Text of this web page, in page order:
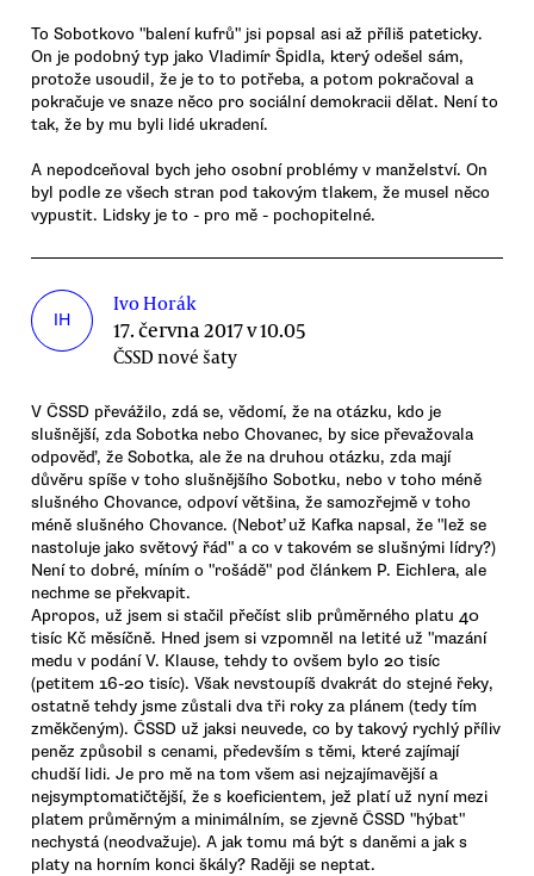
To Sobotkovo "balení kufrů" jsi popsal asi až příliš pateticky.
On je podobný typ jako Vladimír Špidla, který odešel sám,
protože usoudil, že je to to potřeba, a potom pokračoval a
pokračuje ve snaze něco pro sociální demokracii dělat. Není to
tak, že by mu byli lidé ukradení.
A nepodceňoval bych jeho osobní problémy v manželství. On
byl podle ze všech stran pod takovým tlakem, že musel něco
vypustit. Lidsky je to - pro mě - pochopitelné.
IH
Ivo Horák
17. června 2017 v 10.05
ČSSD nové šaty
V ČSSD převážilo, zdá se, vědomí, že na otázku, kdo je
slušnější, zda Sobotka nebo Chovanec, by sice převažovala
odpověď, že Sobotka, ale že na druhou otázku, zda mají
důvěru spíše v toho slušnějšího Sobotku, nebo v toho méně
slušného Chovance, odpoví většina, že samozřejmě v toho
méně slušného Chovance. (Neboť už Kafka napsal, že "lež se
nastoluje jako světový řád" a co v takovém se slušnými lídry?)
Není to dobré, míním o "rošádě" pod článkem P. Eichlera, ale
nechme se překvapit.
Apropos, už jsem si stačil přečíst slib průměrného platu 40
tisíc Kč měsíčně. Hned jsem si vzpomněl na letité už "mazání
medu v podání V. Klause, tehdy to ovšem bylo 20 tisíc
(petitem 16-20 tisíc). Však nevstoupíš dvakrát do stejné řeky,
ostatně tehdy jsme zůstali dva tři roky za plánem (tedy tím
změkčeným). ČSSD už jaksi neuvede, co by takový rychlý příliv
peněz způsobil s cenami, především s těmi, které zajímají
chudší lidi. Je pro mě na tom všem asi nejzajímavější a
nejsymptomatičtější, že s koeficientem, jež platí už nyní mezi
platem průměrným a minimálním, se zjevně ČSSD "hýbat"
nechystá (neodvažuje). A jak tomu má být s daněmi a jak s
platy na horním konci škály? Raději se neptat.